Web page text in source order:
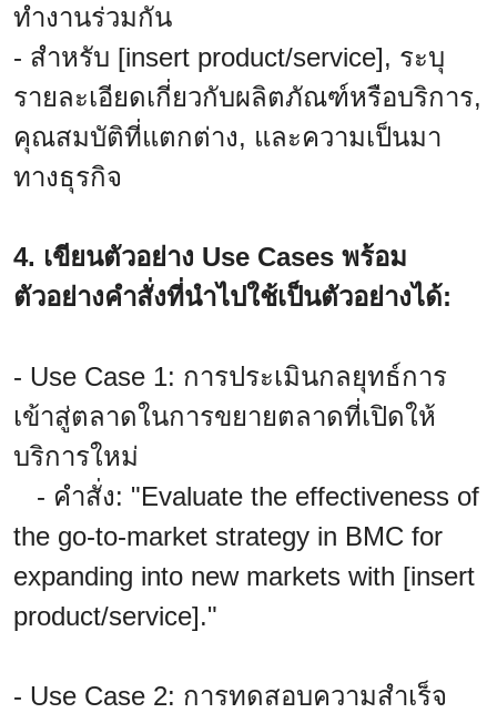
ทำงานร่วมกัน
- สำหรับ [insert product/service], ระบุ
รายละเอียดเกี่ยวกับผลิตภัณฑ์หรือบริการ,
คุณสมบัติที่แตกต่าง, และความเป็นมา
ทางธุรกิจ
4. เขียนตัวอย่าง Use Cases พร้อม
ตัวอย่างคำสั่งที่นำไปใช้เป็นตัวอย่างได้:
- Use Case 1: การประเมินกลยุทธ์การ
เข้าสู่ตลาดในการขยายตลาดที่เปิดให้
บริการใหม่
- คำสั่ง: "Evaluate the effectiveness of
the go-to-market strategy in BMC for
expanding into new markets with [insert
product/service]."
- Use Case 2: การทดสอบความสำเร็จ